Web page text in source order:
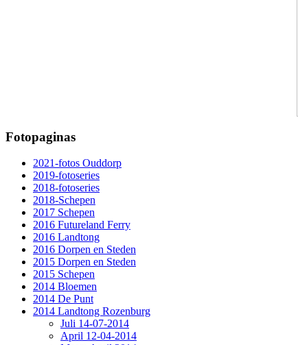
Fotopaginas
2021-fotos Ouddorp
2019-fotoseries
2018-fotoseries
2018-Schepen
2017 Schepen
2016 Futureland Ferry
2016 Landtong
2016 Dorpen en Steden
2015 Dorpen en Steden
2015 Schepen
2014 Bloemen
2014 De Punt
2014 Landtong Rozenburg
Juli 14-07-2014
April 12-04-2014